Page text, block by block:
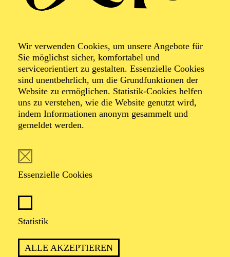
Wir verwenden Cookies, um unsere Angebote für
Sie möglichst sicher, komfortabel und
serviceorientiert zu gestalten. Essenzielle Cookies
sind unentbehrlich, um die Grundfunktionen der
Website zu ermöglichen. Statistik-Cookies helfen
uns zu verstehen, wie die Website genutzt wird,
indem Informationen anonym gesammelt und
gemeldet werden.
Essenzielle Cookies
Statistik
ALLE AKZEPTIEREN
Foto: Chris Gonz
Magnus Piontek
Der Bass Magnus Piontek wurde 1985 in Bonn geboren
und Oratoriensänger. Zu seinen Paradestücken gehören
die großen Wagnerpartien sowie romantische Oratorien.